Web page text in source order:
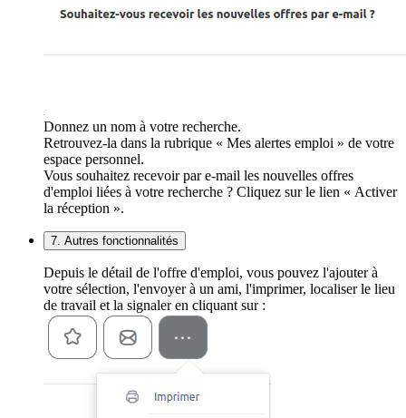
Donnez un nom à votre recherche.
Retrouvez-la dans la rubrique « Mes alertes emploi » de votre
espace personnel.
Vous souhaitez recevoir par e-mail les nouvelles offres
d'emploi liées à votre recherche ? Cliquez sur le lien « Activer
la réception ».
7. Autres fonctionnalités
Depuis le détail de l'offre d'emploi, vous pouvez l'ajouter à
votre sélection, l'envoyer à un ami, l'imprimer, localiser le lieu
de travail et la signaler en cliquant sur :